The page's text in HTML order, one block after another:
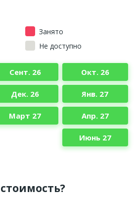
Занято
Не доступно
Сент. 26 Окт. 26
Дек. 26 Янв. 27
Март 27 Апр. 27
Июнь 27